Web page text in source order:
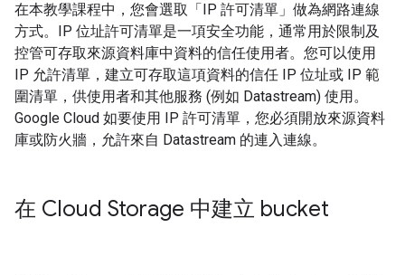
在本教學課程中，您會選取「IP 許可清單」 做為網路連線
方式。IP 位址許可清單是一項安全功能，通常用於限制及
控管可存取來源資料庫中資料的信任使用者。您可以使用
IP 允許清單，建立可存取這項資料的信任 IP 位址或 IP 範
圍清單，供使用者和其他服務 (例如 Datastream) 使用。
Google Cloud 如要使用 IP 許可清單，您必須開放來源資料
庫或防火牆，允許來自 Datastream 的連入連線。
在 Cloud Storage 中建立 bucket